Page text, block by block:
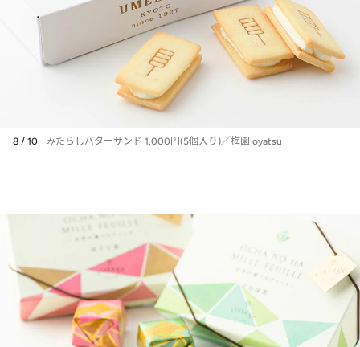
8 / 10 みたらしバターサンド 1,000円(5個入り)／梅園 oyatsu